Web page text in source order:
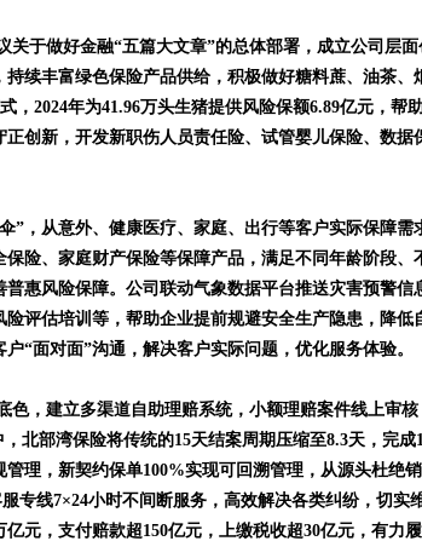
做好金融“五篇大文章”的总体部署，成立公司层面
续丰富绿色保险产品供给，积极做好糖料蔗、油茶
，2024年为41.96万头生猪提供风险保额6.89亿元，帮
创新，开发新职伤人员责任险、试管婴儿保险、数
从意外、健康医疗、家庭、出行等客户实际保障需
险、家庭财产保险等保障产品，满足不同年龄阶段
惠风险保障。公司联动气象数据平台推送灾害预警
评估培训等，帮助企业提前规避安全生产隐患，降
“面对面”沟通，解决客户实际问题，优化服务体验。
建立多渠道自助理赔系统，小额理赔案件线上审核
，北部湾保险将传统的15天结案周期压缩至8.3天，完
理，新契约保单100%实现可回溯管理，从源头杜绝
服专线7×24小时不间断服务，高效解决各类纠纷，切
元，支付赔款超150亿元，上缴税收超30亿元，有力履